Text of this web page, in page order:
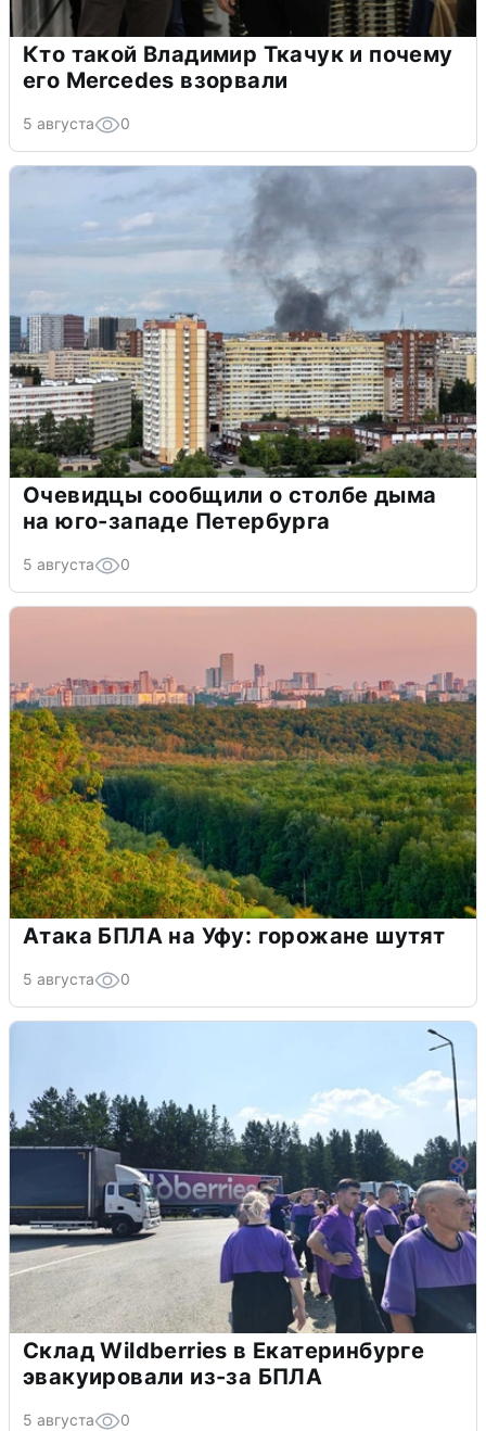
Кто такой Владимир Ткачук и почему
его Mercedes взорвали
5 августа 0
Очевидцы сообщили о столбе дыма
на юго-западе Петербурга
5 августа 0
Атака БПЛА на Уфу: горожане шутят
5 августа 0
Склад Wildberries в Екатеринбурге
эвакуировали из-за БПЛА
5 августа 0